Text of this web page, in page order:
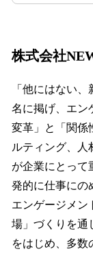
株式会社
「他にはない
名に掲げ、エン
変革」と「関係
ルティング、人
が企業にとって
発的に仕事にの
エンゲージメン
場」づくりを通
をはじめ、多数